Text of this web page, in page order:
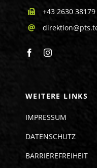
+43 2630
WEITERE LINKS
IMPRESSUM
DATENSCHUTZ
BARRIEREFREIHEIT